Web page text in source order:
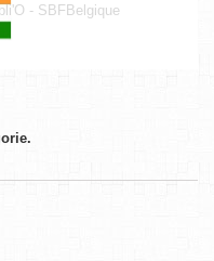
- SBFBelgique